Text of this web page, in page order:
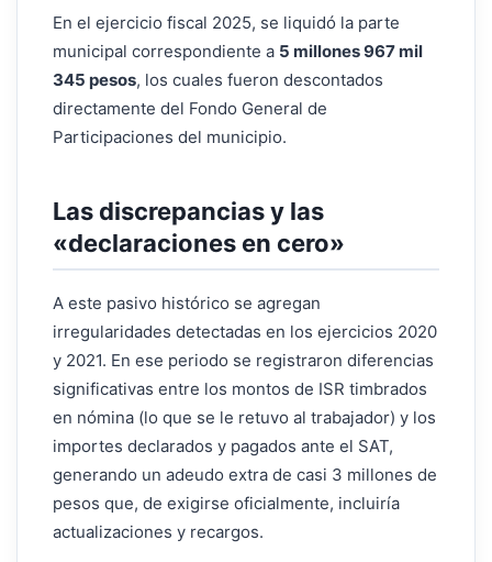
En el ejercicio fiscal 2025, se liquidó la parte
municipal correspondiente a 5 millones 967 mil
345 pesos, los cuales fueron descontados
directamente del Fondo General de
Participaciones del municipio.
Las discrepancias y las
«declaraciones en cero»
A este pasivo histórico se agregan
irregularidades detectadas en los ejercicios 2020
y 2021. En ese periodo se registraron diferencias
significativas entre los montos de ISR timbrados
en nómina (lo que se le retuvo al trabajador) y los
importes declarados y pagados ante el SAT,
generando un adeudo extra de casi 3 millones de
pesos que, de exigirse oficialmente, incluiría
actualizaciones y recargos.